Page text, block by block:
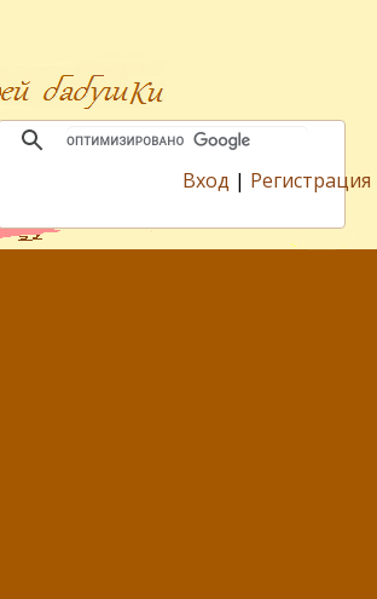
Вход | Регистрация